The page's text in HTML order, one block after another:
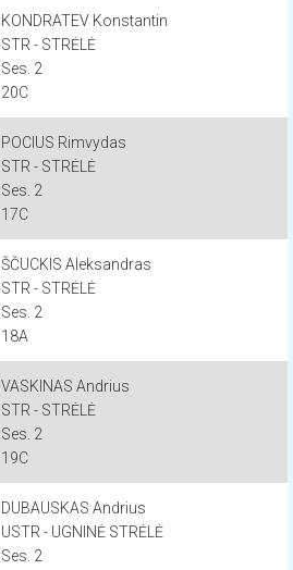
KONDRATEV Konstantin
STR - STRĖLĖ
Ses. 2
20C
POCIUS Rimvydas
STR - STRĖLĖ
Ses. 2
17C
ŠČUCKIS Aleksandras
STR - STRĖLĖ
Ses. 2
18A
VASKINAS Andrius
STR - STRĖLĖ
Ses. 2
19C
DUBAUSKAS Andrius
USTR - UGNINĖ STRĖLĖ
Ses. 2